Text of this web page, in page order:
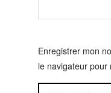
Enregistrer mon
le navigateur